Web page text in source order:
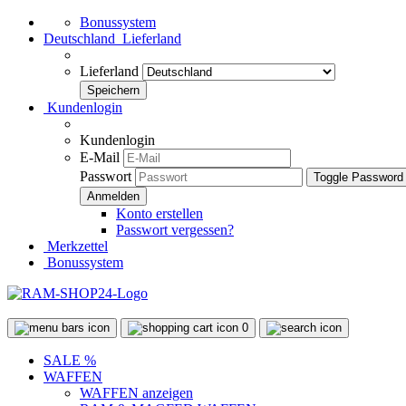
Bonussystem
Deutschland Lieferland
Lieferland
Kundenlogin
Kundenlogin
E-Mail
Passwort
Toggle
Konto erstellen
Passwort vergessen?
Merkzettel
Bonussystem
0
SALE %
WAFFEN
WAFFEN anzeigen